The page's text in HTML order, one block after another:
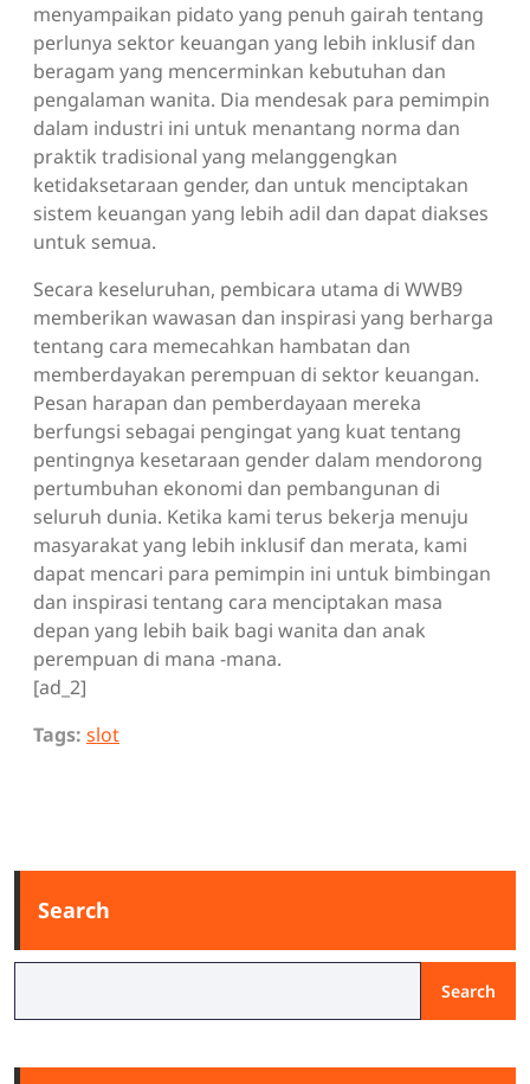
menyampaikan pidato yang penuh gairah tentang
perlunya sektor keuangan yang lebih inklusif dan
beragam yang mencerminkan kebutuhan dan
pengalaman wanita. Dia mendesak para pemimpin
dalam industri ini untuk menantang norma dan
praktik tradisional yang melanggengkan
ketidaksetaraan gender, dan untuk menciptakan
sistem keuangan yang lebih adil dan dapat diakses
untuk semua.
Secara keseluruhan, pembicara utama di WWB9
memberikan wawasan dan inspirasi yang berharga
tentang cara memecahkan hambatan dan
memberdayakan perempuan di sektor keuangan.
Pesan harapan dan pemberdayaan mereka
berfungsi sebagai pengingat yang kuat tentang
pentingnya kesetaraan gender dalam mendorong
pertumbuhan ekonomi dan pembangunan di
seluruh dunia. Ketika kami terus bekerja menuju
masyarakat yang lebih inklusif dan merata, kami
dapat mencari para pemimpin ini untuk bimbingan
dan inspirasi tentang cara menciptakan masa
depan yang lebih baik bagi wanita dan anak
perempuan di mana -mana.
[ad_2]
Tags: slot
Search
Search